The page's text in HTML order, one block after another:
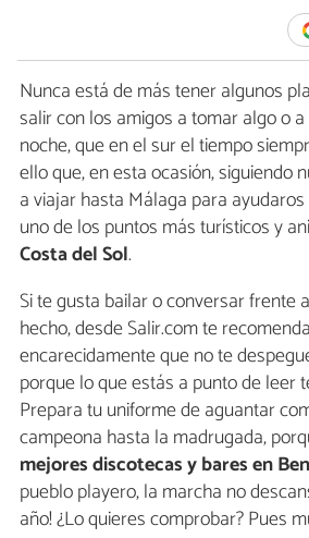
Nunca está de más tener algunos
salir con los amigos a tomar algo o
noche, que en el sur el tiempo
ello que, en esta ocasión, siguiendo
a viajar hasta Málaga para
uno de los puntos más turísticos y
Costa del Sol.
Si te gusta bailar o conversar frente
hecho, desde Salir.com te
encarecidamente que no te
porque lo que estás a punto de leer
Prepara tu uniforme de aguantar
campeona hasta la madrugada,
mejores discotecas y bares en
pueblo playero, la marcha no
año! ¿Lo quieres comprobar? Pues